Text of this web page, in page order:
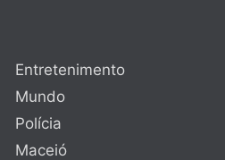
Entretenimento
Mundo
Polícia
Maceió